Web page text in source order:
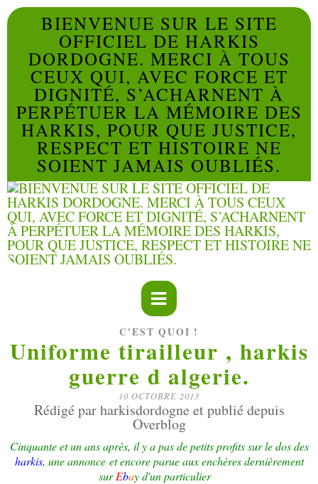
BIENVENUE SUR LE SITE
OFFICIEL DE HARKIS
DORDOGNE. MERCI À TOUS
CEUX QUI, AVEC FORCE ET
DIGNITÉ, S’ACHARNENT À
PERPÉTUER LA MÉMOIRE DES
HARKIS, POUR QUE JUSTICE,
RESPECT ET HISTOIRE NE
SOIENT JAMAIS OUBLIÉS.
C'EST QUOI !
Uniforme tirailleur , harkis
guerre d algerie.
10 OCTOBRE 2013
Rédigé par harkisdordogne et publié depuis
Overblog
Cinquante et un ans après, il y a pas de petits profits sur le dos des
harkis, une annonce et encore parue aux enchères dernièrement
surEbay d'un particulier